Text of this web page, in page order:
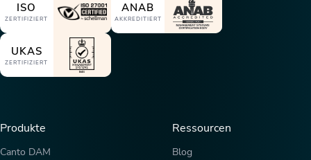
ISO
ZERTIFIZIERT
ANAB
AKKREDITIERT
UKAS
ZERTIFIZIERT
Produkte
Canto DAM
Ressourcen
Blog